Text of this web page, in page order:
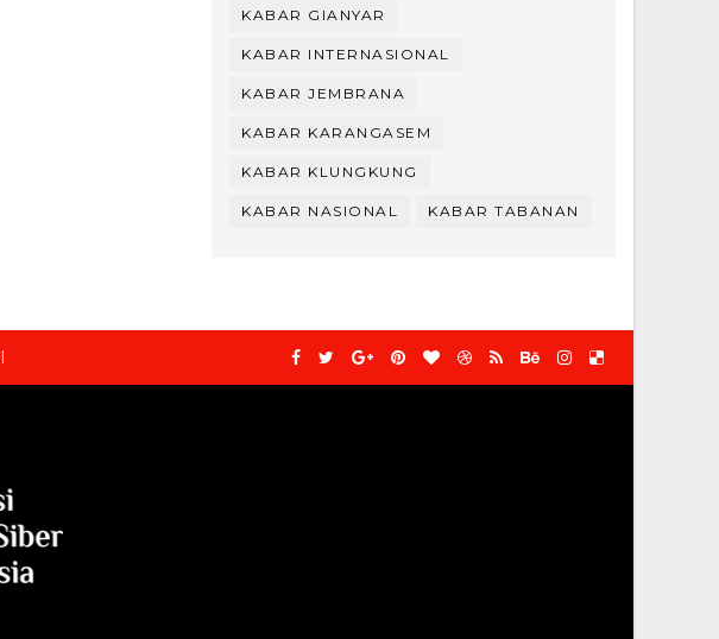
KABAR GIANYAR
KABAR INTERNASIONAL
KABAR JEMBRANA
KABAR KARANGASEM
KABAR KLUNGKUNG
KABAR NASIONAL KABAR TABANAN